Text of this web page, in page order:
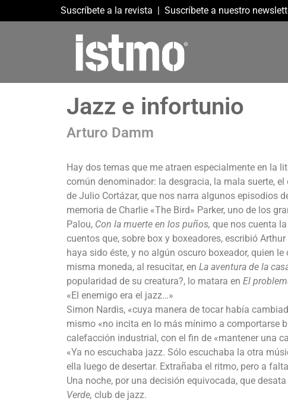
Suscríbete a la revista | Suscríbete a nuestro
Jazz e infortunio
Arturo Damm
Hay dos temas que me atraen especialmente en la
común denominador: la desgracia, la mala suerte,
de Julio Cortázar, que nos narra algunos episodios
memoria de Charlie «The Bird» Parker, uno de los
Palou, Con la muerte en los puños, que nos cuenta
cuentos que, sobre box y boxeadores, escribió
haya sido éste, y no algún oscuro boxeador, quien
misma moneda, al resucitar, en La aventura de la
popularidad de su creatura?, lo matara en El
«El enemigo era el jazz…»
Simon Nardis, «cuya manera de tocar había
mismo «no incita en lo más mínimo a comportarse
calefacción industrial, con el fin de «mantener una
«Ya no escuchaba jazz. Sólo escuchaba la otra
ella luego de desertar. Extrañaba el ritmo, pero a
Una noche, por una decisión equivocada, que
Verde, club de jazz.